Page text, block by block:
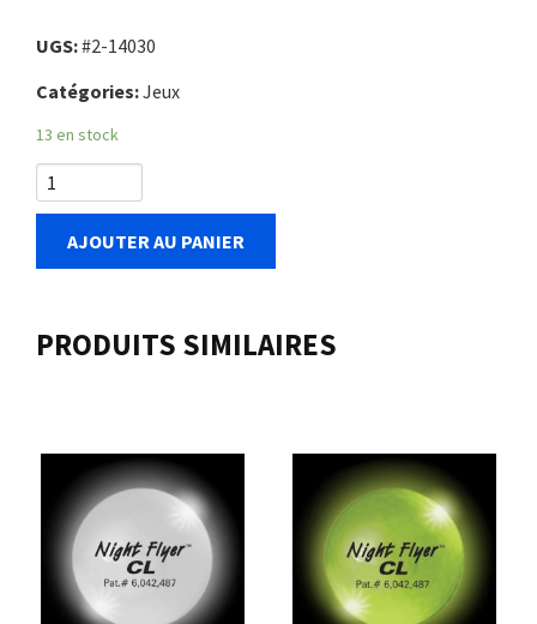
UGS:#2-14030
Catégories:Jeux
13 en stock
AJOUTER AU PANIER
PRODUITS SIMILAIRES